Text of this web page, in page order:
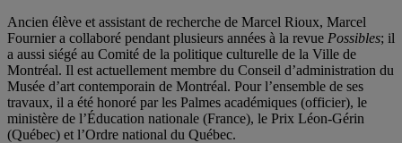
Ancien élève et assistant de recherche de Marcel Rioux, Marcel
Fournier a collaboré pendant plusieurs années à la revue Possibles; il
a aussi siégé au Comité de la politique culturelle de la Ville de
Montréal. Il est actuellement membre du Conseil d’administration du
Musée d’art contemporain de Montréal. Pour l’ensemble de ses
travaux, il a été honoré par les Palmes académiques (officier), le
ministère de l’Éducation nationale (France), le Prix Léon-Gérin
(Québec) et l’Ordre national du Québec.